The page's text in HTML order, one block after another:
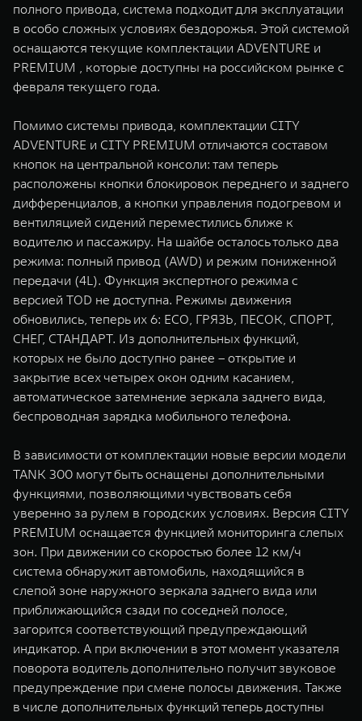
полного привода, система подходит для эксплуатации
в особо сложных условиях бездорожья. Этой системой
оснащаются текущие комплектации ADVENTURE и
PREMIUM , которые доступны на российском рынке с
февраля текущего года.
Помимо системы привода, комплектации CITY
ADVENTURE и CITY PREMIUM отличаются составом
кнопок на центральной консоли: там теперь
расположены кнопки блокировок переднего и заднего
дифференциалов, а кнопки управления подогревом и
вентиляцией сидений переместились ближе к
водителю и пассажиру. На шайбе осталось только два
режима: полный привод (AWD) и режим пониженной
передачи (4L). Функция экспертного режима с
версией TOD не доступна. Режимы движения
обновились, теперь их 6: ECO, ГРЯЗЬ, ПЕСОК, СПОРТ,
СНЕГ, СТАНДАРТ. Из дополнительных функций,
которых не было доступно ранее – открытие и
закрытие всех четырех окон одним касанием,
автоматическое затемнение зеркала заднего вида,
беспроводная зарядка мобильного телефона.
В зависимости от комплектации новые версии модели
TANK 300 могут быть оснащены дополнительными
функциями, позволяющими чувствовать себя
уверенно за рулем в городских условиях. Версия CITY
PREMIUM оснащается функцией мониторинга слепых
зон. При движении со скоростью более 12 км/ч
система обнаружит автомобиль, находящийся в
слепой зоне наружного зеркала заднего вида или
приближающийся сзади по соседней полосе,
загорится соответствующий предупреждающий
индикатор. А при включении в этот момент указателя
поворота водитель дополнительно получит звуковое
предупреждение при смене полосы движения. Также
в числе дополнительных функций теперь доступны